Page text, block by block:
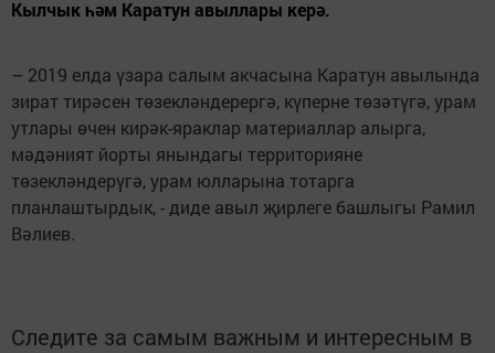
Кылчык һәм Каратун авыллары керә.
– 2019 елда үзара салым акчасына Каратун авылында
зират тирәсен төзекләндерергә, күперне төзәтүгә, урам
утлары өчен кирәк-яраклар материаллар алырга,
мәдәният йорты янындагы территорияне
төзекләндерүгә, урам юлларына тотарга
планлаштырдык, - диде авыл җирлеге башлыгы Рамил
Вәлиев.
Следите за самым важным и интересным в